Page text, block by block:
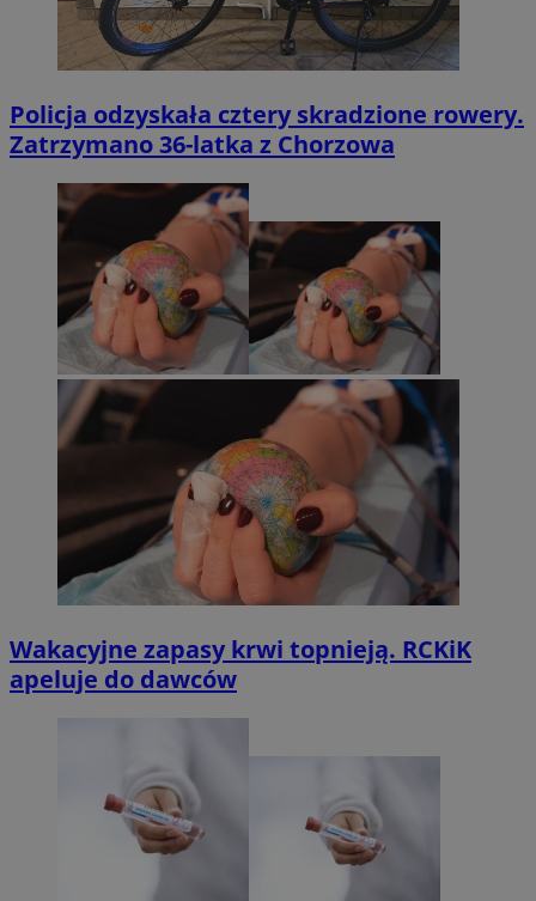
Policja odzyskała cztery skradzione rowery.
Zatrzymano 36-latka z Chorzowa
Wakacyjne zapasy krwi topnieją. RCKiK
apeluje do dawców